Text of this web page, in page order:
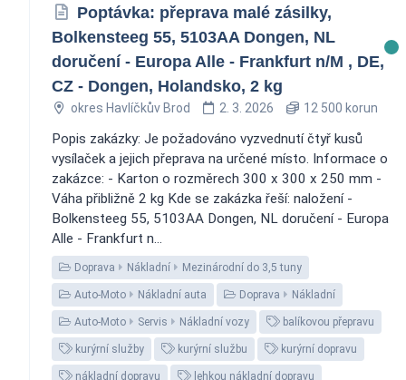
Poptávka: přeprava malé zásilky,
Bolkensteeg 55, 5103AA Dongen, NL
doručení - Europa Alle - Frankfurt n/M , DE,
CZ - Dongen, Holandsko, 2 kg
okres Havlíčkův Brod 2. 3. 2026 12 500 korun
Popis zakázky: Je požadováno vyzvednutí čtyř kusů
vysílaček a jejich přeprava na určené místo. Informace o
zakázce: - Karton o rozměrech 300 x 300 x 250 mm -
Váha přibližně 2 kg Kde se zakázka řeší: naložení -
Bolkensteeg 55, 5103AA Dongen, NL doručení - Europa
Alle - Frankfurt n...
Doprava Nákladní Mezinárodní do 3,5 tuny
Auto-Moto Nákladní auta Doprava Nákladní
Auto-Moto Servis Nákladní vozy balíkovou přepravu
kurýrní služby kurýrní službu kurýrní dopravu
nákladní dopravu lehkou nákladní dopravu